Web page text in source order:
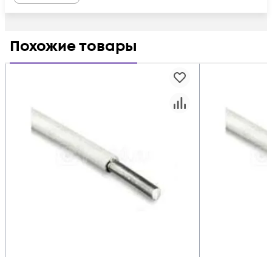
Похожие товары